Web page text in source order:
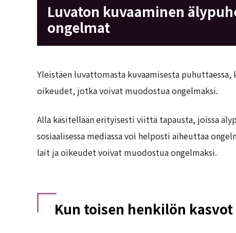
Luvaton kuvaaminen
ongelmat
Yleistäen luvattomasta kuvaamisesta
oikeudet, jotka voivat muodostua ongelmaksi.
Alla käsitellään erityisesti viittä tapausta, joissa
sosiaalisessa mediassa voi helposti aiheuttaa
lait ja oikeudet voivat muodostua ongelmaksi.
Kun toisen henkilön